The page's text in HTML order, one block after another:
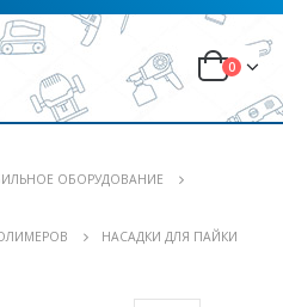
0
ОБОРУДОВАНИЕ
НАСАДКИ ДЛЯ ПАЙКИ